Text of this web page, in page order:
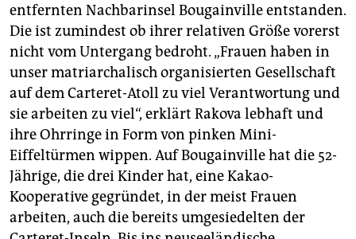
entfernten Nachbarinsel Bougainville entstanden.
Die ist zumindest ob ihrer relativen Größe vorerst
nicht vom Untergang bedroht. „Frauen haben in
unser matriarchalisch organisierten Gesellschaft
auf dem Carteret-Atoll zu viel Verantwortung und
sie arbeiten zu viel“, erklärt Rakova lebhaft und
ihre Ohrringe in Form von pinken Mini-
Eiffeltürmen wippen. Auf Bougainville hat die 52-
Jährige, die drei Kinder hat, eine Kakao-
Kooperative gegründet, in der meist Frauen
arbeiten, auch die bereits umgesiedelten der